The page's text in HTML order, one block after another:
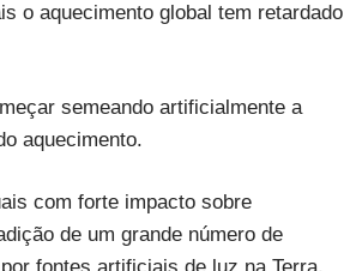
o aquecimento global tem retardado
semeando artificialmente a
aquecimento.
com forte impacto sobre
de um grande número de